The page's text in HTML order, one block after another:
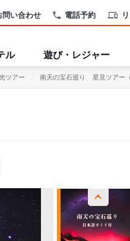
電話予約
問い合わせ
ル 遊び・レジャー
ツアー 南天の宝石巡り 星見ツアー